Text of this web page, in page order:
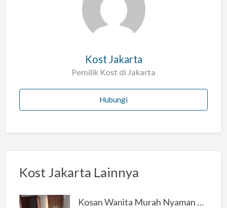
Kost Jakarta
Pemilik Kost di Jakarta
Hubungi
Kost Jakarta Lainnya
Kosan Wanita Murah Nyaman di Jakarta Selatan